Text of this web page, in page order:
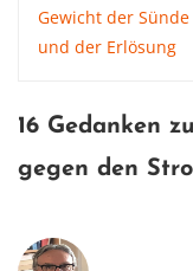
Gewicht der Sünde
und der Erlösung
16 Gedanken
gegen den